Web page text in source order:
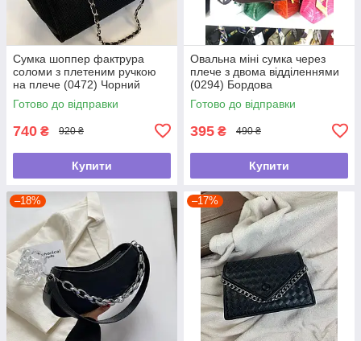
Сумка шоппер фактрура
соломи з плетеним ручкою
на плече (0472) Чорний
Готово до відправки
740 ₴ 920 ₴
Купити
Овальна міні сумка через
плече з двома відділеннями
(0294) Бордова
Готово до відправки
395 ₴ 490 ₴
Купити
–18% –17%